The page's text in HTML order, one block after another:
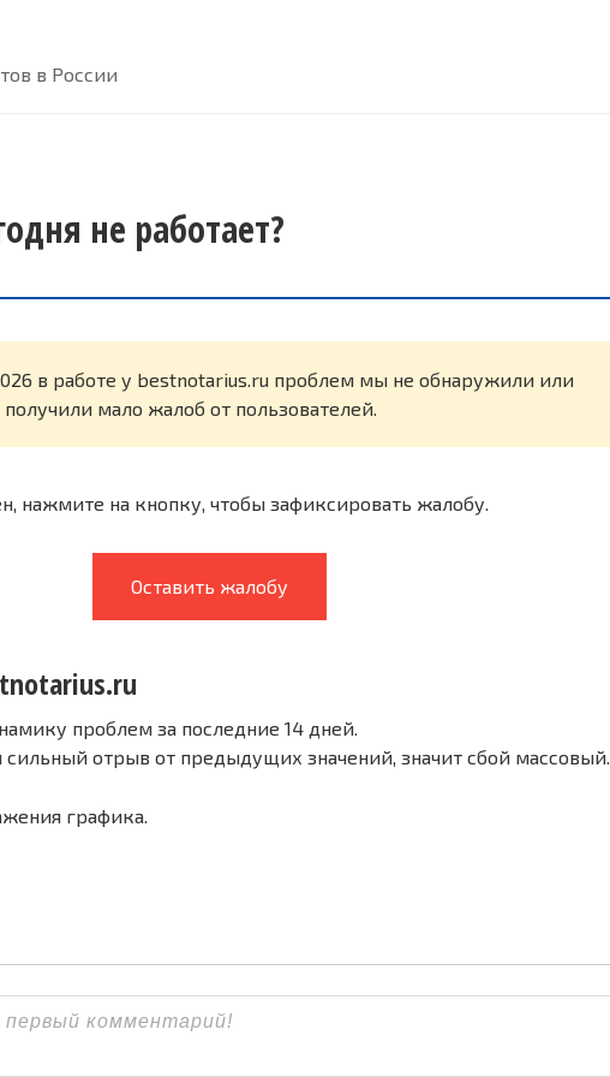
в России
не работает?
в работе у bestnotarius.ru проблем мы не обнаружили или
получили мало жалоб от пользователей.
нажмите на кнопку, чтобы зафиксировать жалобу.
Оставить жалобу
проблем за последние 14 дней.
сильный отрыв от предыдущих значений, значит сбой массовый.
графика.